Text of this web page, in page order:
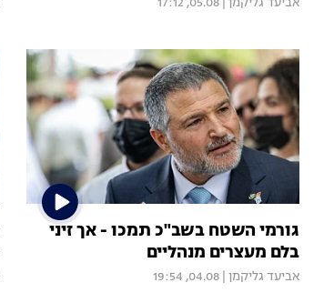
גורמי השטח בשב"כ תמכו - אך זיני
בלם מעצרים מנהליים
אביעד גליקמן 04.08, 19:54